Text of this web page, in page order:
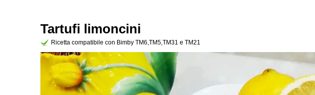
Tartufi limoncini
Ricetta compatibile con Bimby TM6,TM5,TM31 e TM21